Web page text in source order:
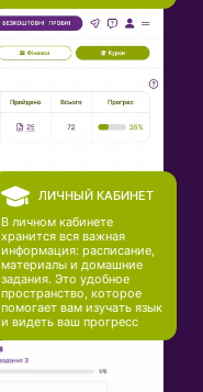
ЛИЧНЫЙ КАБИНЕТ
В личном кабинете
хранится вся важная
информация: расписание,
материалы и домашние
задания. Это удобное
пространство, которое
помогает вам изучать язык
и видеть ваш прогресс